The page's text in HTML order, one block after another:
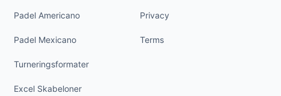
Padel Americano
Padel Mexicano
Turneringsformater
Excel Skabeloner
Privacy
Terms